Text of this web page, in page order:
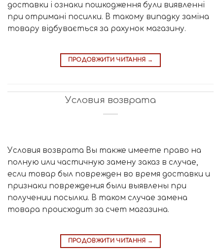
доставки і ознаки пошкодження були виявленні
при отримані посилки. В такому випадку заміна
товару відбувається за рахунок магазину.
ПРОДОВЖИТИ ЧИТАННЯ →
Условия возврата
Условия возврата Вы также имеете право на
полную или частичную замену заказ в случае,
если товар был поврежден во время доставки и
признаки повреждения были выявлены при
получении посылки. В таком случае замена
товара происходит за счет магазина.
ПРОДОВЖИТИ ЧИТАННЯ →